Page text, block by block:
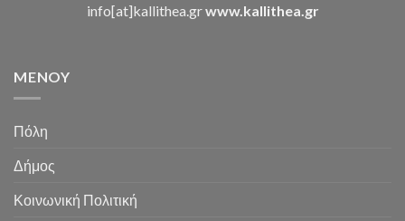
info[at]kallithea.grwww.kallithea.gr
MENOY
Πόλη
Δήμος
Κοινωνική Πολιτική